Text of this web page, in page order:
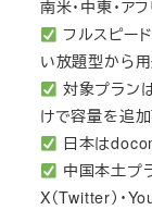
南米・中東・ア
フルスピー
い放題型から
対象プラン
けで容量を追
日本は
中国本土プ
X（Twitter）・